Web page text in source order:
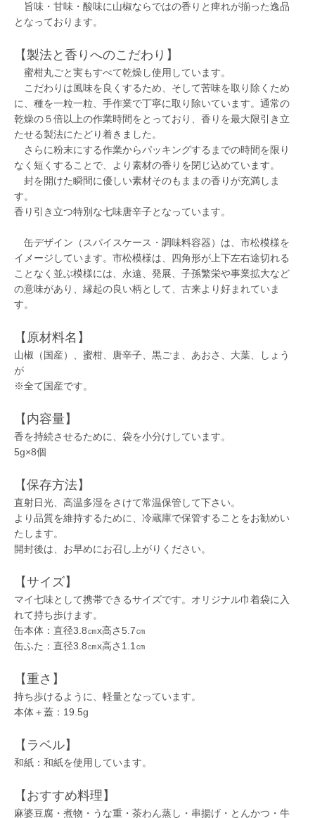
旨味・甘味・酸味に山椒ならではの香りと痺れが揃った逸品
となっております。
【製法と香りへのこだわり】
蜜柑丸ごと実もすべて乾燥し使用しています。
こだわりは風味を良くするため、そして苦味を取り除くため
に、種を一粒一粒、手作業で丁寧に取り除いています。通常の
乾燥の５倍以上の作業時間をとっており、香りを最大限引き立
たせる製法にたどり着きました。
さらに粉末にする作業からパッキングするまでの時間を限り
なく短くすることで、より素材の香りを閉じ込めています。
封を開けた瞬間に優しい素材そのもままの香りが充満しま
す。
香り引き立つ特別な七味唐辛子となっています。
缶デザイン（スパイスケース・調味料容器）は、市松模様を
イメージしています。市松模様は、四角形が上下左右途切れる
ことなく並ぶ模様には、永遠、発展、子孫繁栄や事業拡大など
の意味があり、縁起の良い柄として、古来より好まれていま
す。
【原材料名】
山椒（国産）、蜜柑、唐辛子、黒ごま、あおさ、大葉、しょう
が
※全て国産です。
【内容量】
香を持続させるために、袋を小分けしています。
5g×8個
【保存方法】
直射日光、高温多湿をさけて常温保管して下さい。
より品質を維持するために、冷蔵庫で保管することをお勧めい
たします。
開封後は、お早めにお召し上がりください。
【サイズ】
マイ七味として携帯できるサイズです。オリジナル巾着袋に入
れて持ち歩けます。
缶本体：直径3.8㎝x高さ5.7㎝
缶ふた：直径3.8㎝x高さ1.1㎝
【重さ】
持ち歩けるように、軽量となっています。
本体＋蓋：19.5g
【ラベル】
和紙：和紙を使用しています。
【おすすめ料理】
麻婆豆腐・煮物・うな重・茶わん蒸し・串揚げ・とんかつ・牛